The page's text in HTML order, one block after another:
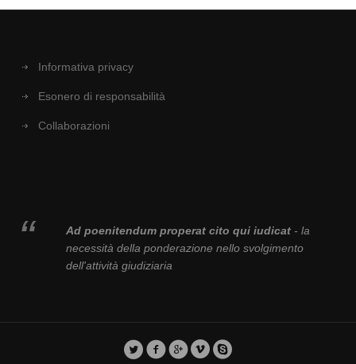
Informativa privacy
Esonero di responsabilità
Collaborazioni
Ad poenitendum properat cito qui iudicat- la
necessità della ponderazione nello svolgimento
dell'attività giudiziaria